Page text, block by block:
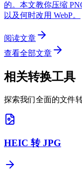
的。本文教你压缩
以及何时改用 WebP。
阅读文章
查看全部文章
相关转换工具
探索我们全面的文件
HEIC 转 JPG